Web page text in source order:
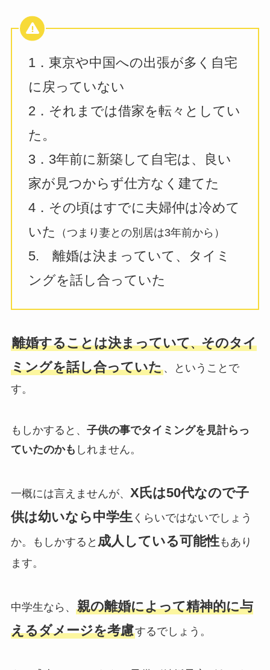
1．東京や中国への出張が多く自宅
に戻っていない
2．それまでは借家を転々としてい
た。
3．3年前に新築して自宅は、良い
家が見つからず仕方なく建てた
4．その頃はすでに夫婦仲は冷めて
いた
（つまり妻との別居は3年前から）
5. 離婚は決まっていて、タイミ
ングを話し合っていた
離婚することは決まっていて、そのタイ
ミングを話し合っていた、ということで
す。
もしかすると、 子供の事でタイミングを見計らっ
ていたのかも しれません。
一概には言えませんが、 X氏は50代なので子
供は幼いなら中学生くらいではないでしょう
か。もしかすると 成人している可能性もあり
ます。
中学生なら、 親の離婚によって精神的に与
えるダメージを考慮するでしょう。